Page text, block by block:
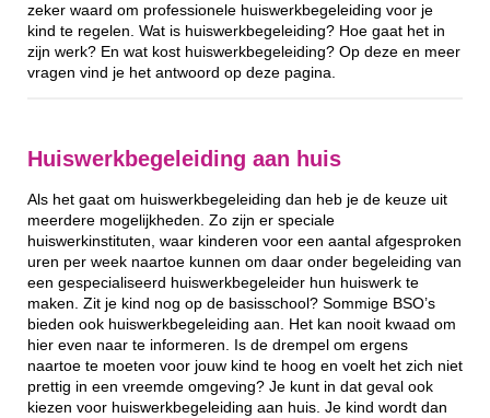
zeker waard om professionele huiswerkbegeleiding voor je
kind te regelen. Wat is huiswerkbegeleiding? Hoe gaat het in
zijn werk? En wat kost huiswerkbegeleiding? Op deze en meer
vragen vind je het antwoord op deze pagina.
Huiswerkbegeleiding aan huis
Als het gaat om huiswerkbegeleiding dan heb je de keuze uit
meerdere mogelijkheden. Zo zijn er speciale
huiswerkinstituten, waar kinderen voor een aantal afgesproken
uren per week naartoe kunnen om daar onder begeleiding van
een gespecialiseerd huiswerkbegeleider hun huiswerk te
maken. Zit je kind nog op de basisschool? Sommige BSO’s
bieden ook huiswerkbegeleiding aan. Het kan nooit kwaad om
hier even naar te informeren. Is de drempel om ergens
naartoe te moeten voor jouw kind te hoog en voelt het zich niet
prettig in een vreemde omgeving? Je kunt in dat geval ook
kiezen voor huiswerkbegeleiding aan huis. Je kind wordt dan